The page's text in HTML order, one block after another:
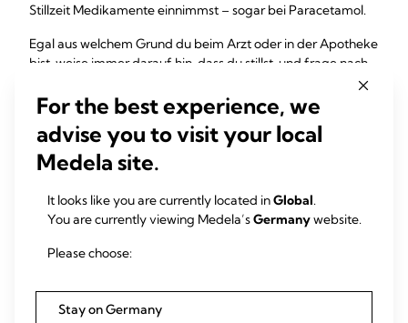
Stillzeit Medikamente einnimmst – sogar bei Paracetamol.
Egal aus welchem Grund du beim Arzt oder in der Apotheke
bist, weise immer darauf hin, dass du stillst, und frage nach
Was ist mit regelmäßiger
Medikamenteneinnahme?
Falls du langfristig und regelmäßig Medikamente wegen
Diabetes, Asthma, Depressionen oder einer anderen
Stillens die Risiken überwiegen. „Stillen ist bei fast allen
seltener Erkrankungen“, sagt Sarah. „Du kennst deine
regelmäßigen Medikamente und solltest diese in der
For the best experience, we
advise you to visit your local
Medela site.
It looks like you are currently located inGlobal.
You are currently viewing Medela’sGermanywebsite.
Please choose:
Stay on Germany